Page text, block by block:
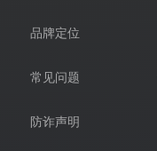
品牌定位
常见问题
防诈声明